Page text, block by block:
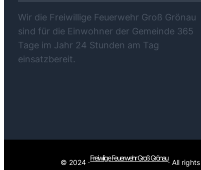
Wir die Freiwillige Feuerwehr Groß Grönau
sind für die Einwohner der Gemeinde 365
Tage im Jahr 24 Stunden am Tag
einsatzbereit.
© 2024 ·
Freiwilige Feuerwehr Groß Grönau
· All